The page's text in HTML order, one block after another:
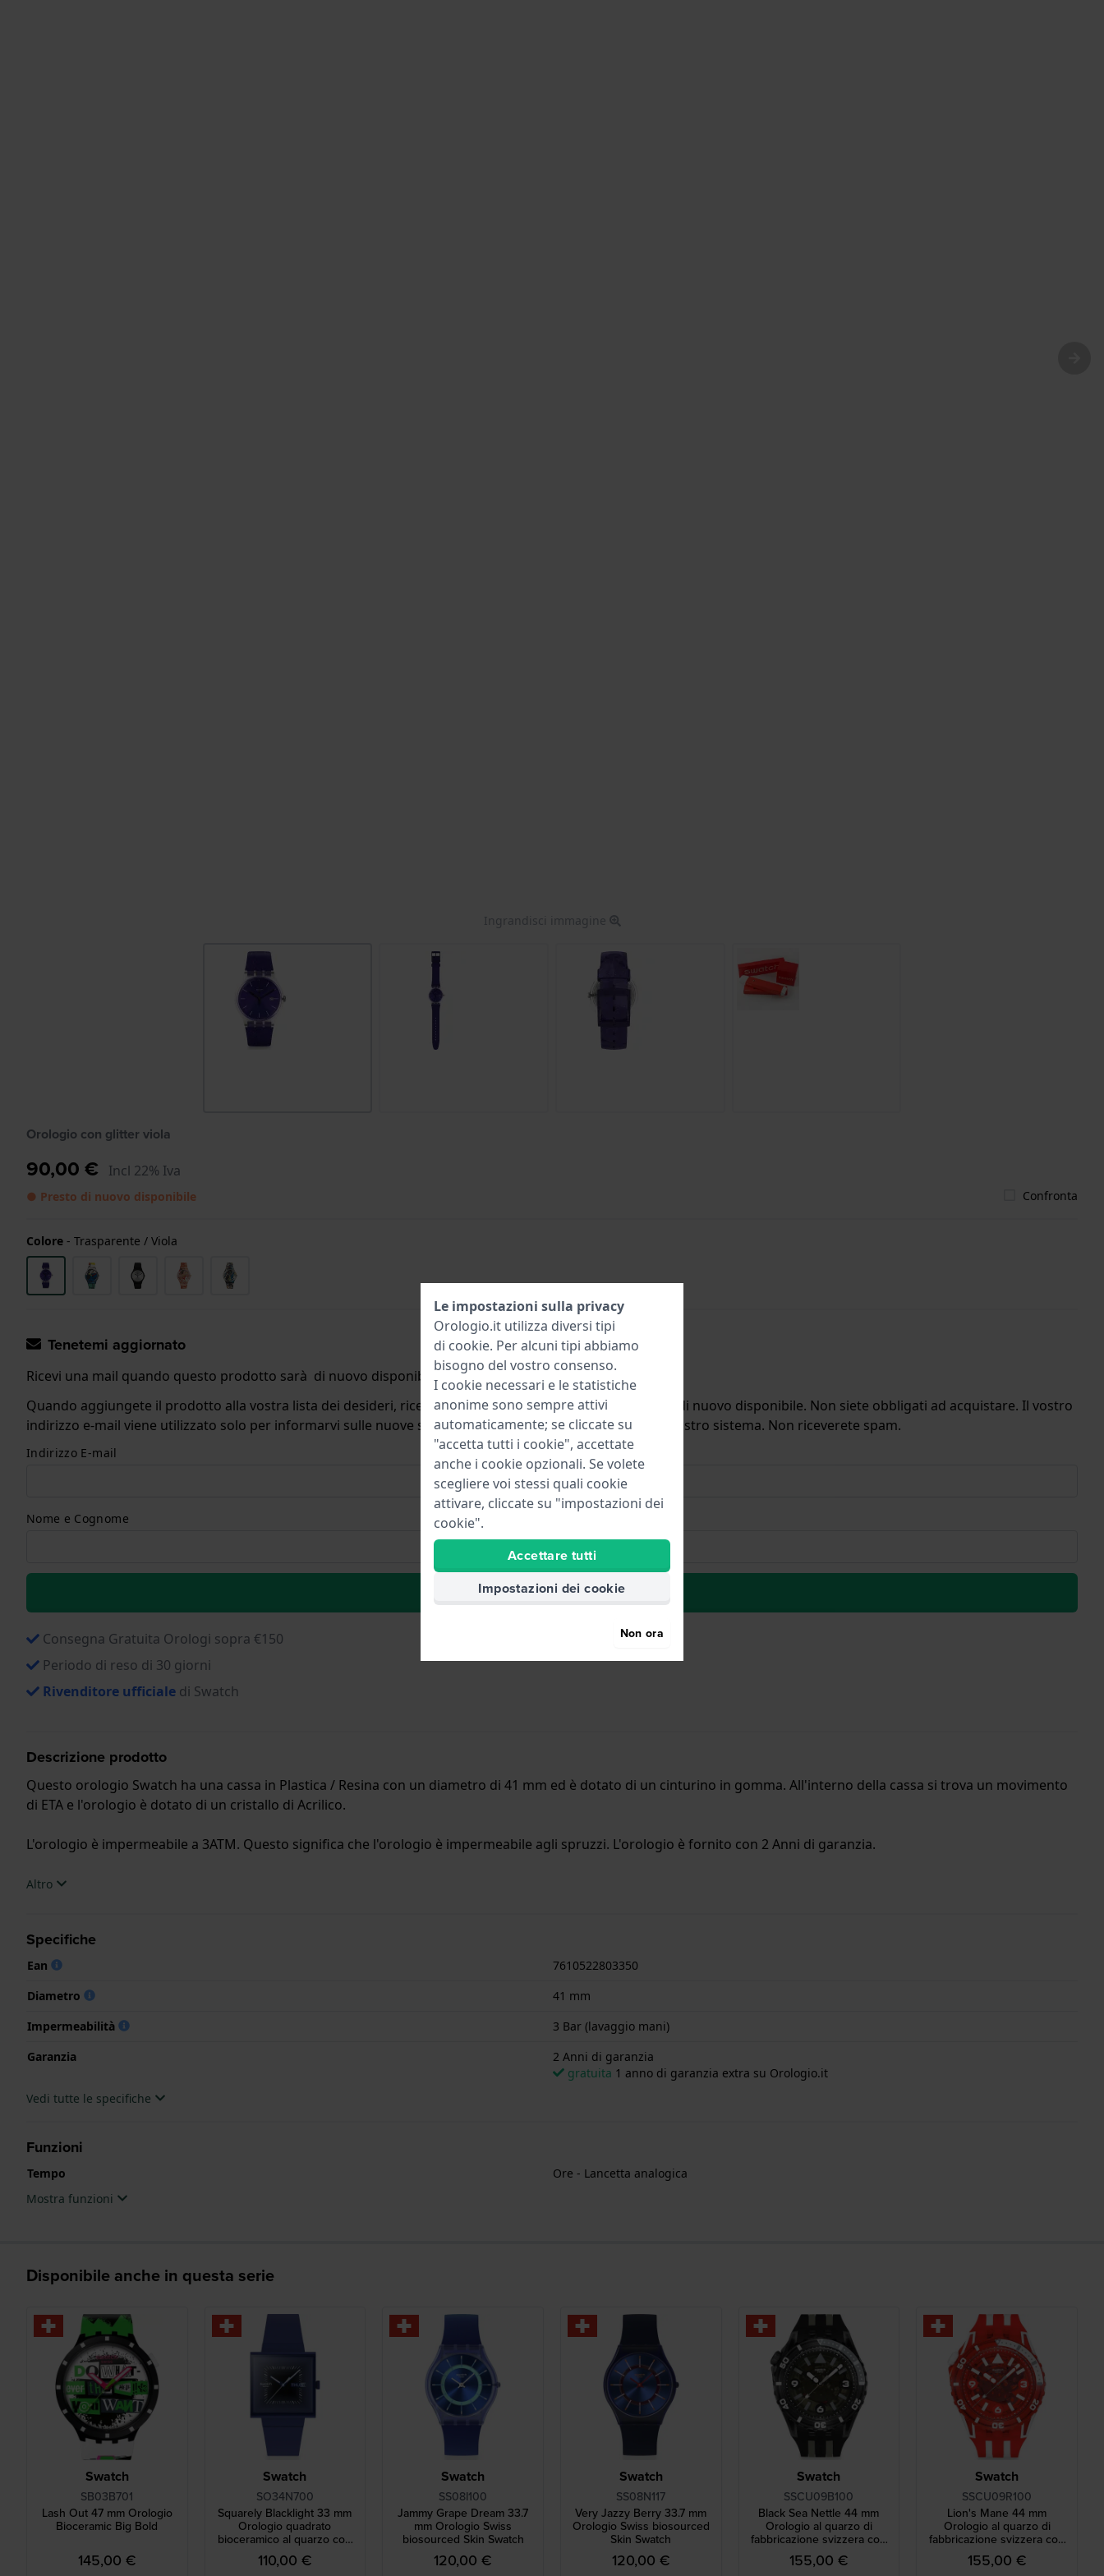
Ingrandisci immagine
Orologio con glitter viola
90,00 € Incl 22% Iva
● Presto di nuovo disponibile Confronta
Colore - Trasparente / Viola
Tenetemi aggiornato
Ricevi una mail quando questo prodotto sarà di nuovo disponibile.
Quando aggiungete il prodotto alla vostra lista dei desideri, riceverete un'e-mail quando il prodotto sarà di nuovo disponibile. Non siete obbligati ad acquistare. Il vostro
indirizzo e-mail viene utilizzato solo per informarvi sulle nuove scorte. Subito dopo viene cancellato dal nostro sistema. Non riceverete spam.
Indirizzo E-mail
Nome e Cognome
alla lista dei desideri
Consegna Gratuita Orologi sopra €150
Periodo di reso di 30 giorni
Rivenditore ufficiale di Swatch
Descrizione prodotto
Questo orologio Swatch ha una cassa in Plastica / Resina con un diametro di 41 mm ed è dotato di un cinturino in gomma. All'interno della cassa si trova un movimento
di ETA e l'orologio è dotato di un cristallo di Acrilico.
L'orologio è impermeabile a 3ATM. Questo significa che l'orologio è impermeabile agli spruzzi. L'orologio è fornito con 2 Anni di garanzia.
.Altro
Specifiche
Ean
7610522803350
Diametro
41 mm
Impermeabilità
3 Bar (lavaggio mani)
Garanzia
2 Anni di garanzia
gratuita 1 anno di garanzia extra su Orologio.it
Vedi tutte le specifiche
Funzioni
Tempo
Ore - Lancetta analogica
Mostra funzioni
Disponibile anche in questa serie
Swatch
SB03B701
Lash Out 47 mm Orologio
Bioceramic Big Bold
145,00 €
Swatch
SO34N700
Squarely Blacklight 33 mm
Orologio quadrato
bioceramico al quarzo con
daydate
110,00 €
Swatch
SS08I100
Jammy Grape Dream 33.7
mm Orologio Swiss
biosourced Skin Swatch
120,00 €
Swatch
SS08N117
Very Jazzy Berry 33.7 mm
Orologio Swiss biosourced
Skin Swatch
120,00 €
Swatch
SSCU09B100
Black Sea Nettle 44 mm
Orologio al quarzo di
fabbricazione svizzera con
cassa in resina di origine
biologica
155,00 €
Swatch
SSCU09R100
Lion's Mane 44 mm
Orologio al quarzo di
fabbricazione svizzera con
cassa in resina di origine
biologica
155,00 €
Le impostazioni sulla privacy
Orologio.it utilizza diversi tipi
di cookie. Per alcuni tipi abbiamo
bisogno del vostro consenso.
I cookie necessari e le statistiche
anonime sono sempre attivi
automaticamente; se cliccate su
"accetta tutti i cookie", accettate
anche i cookie opzionali. Se volete
scegliere voi stessi quali cookie
attivare, cliccate su "impostazioni dei
cookie".
Accettare tutti
Impostazioni dei cookie
Non ora